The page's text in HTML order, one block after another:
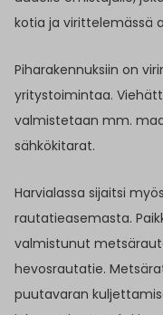
kotia ja virittelemässä
Piharakennuksiin on
yritystoimintaa.
valmistetaan mm.
sähkökitarat.
Harvialassa sijaitsi
rautatieasemasta.
valmistunut
hevosrautatie.
puutavaran